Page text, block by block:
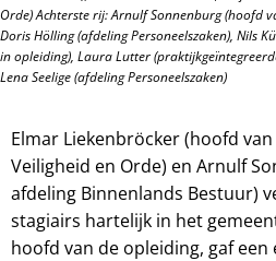
Orde) Achterste rij: Arnulf Sonnenburg (hoofd
Doris Hölling (afdeling Personeelszaken), Nils
in opleiding), Laura Lutter
Lena Seelige (afdeling Personeelszaken)
Elmar Liekenbröcker (hoofd
Veiligheid en Orde) en Arnulf
afdeling Binnenlands Bestuur)
stagiairs hartelijk in het
hoofd van de opleiding, gaf